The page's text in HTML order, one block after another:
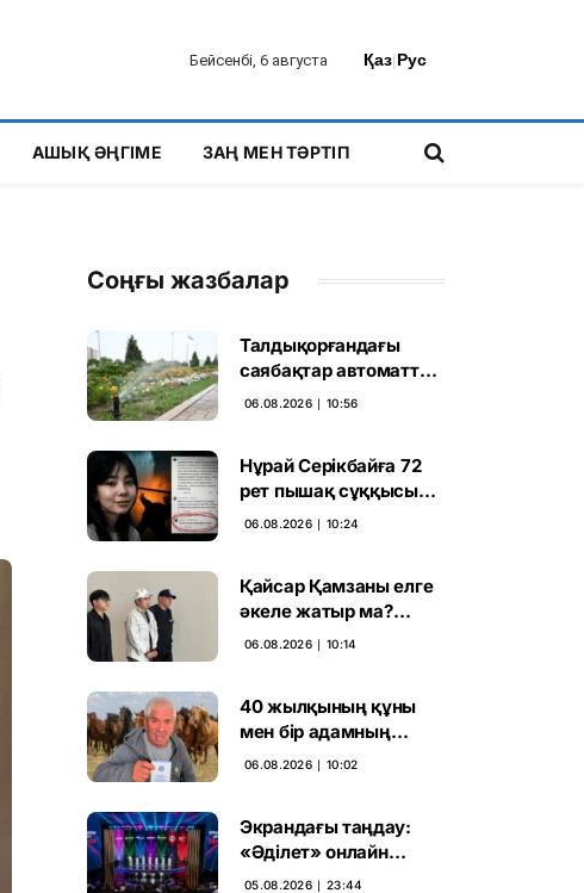
Бейсенбі, 6 августа Қаз|Рус
АШЫҚ ӘҢГІМЕ ЗАҢ МЕН ТӘРТІП
Соңғы жазбалар
Талдықорғандағы
саябақтар автоматты
жүйемен суарылады
06.08.2026 ∣ 10:56
Нұрай Серікбайға 72
рет пышақ сұққысы
келгенін жазған адам
06.08.2026 ∣ 10:24
Қайсар Қамзаны елге
әкеле жатыр ма?
Атышулы Блогер
06.08.2026 ∣ 10:14
40 жылқының құны
мен бір адамның
тағдыры: апелляция 7
06.08.2026 ∣ 10:02
Экрандағы таңдау:
«Әділет» онлайн
дауыс беруде алға
05.08.2026 ∣ 23:44